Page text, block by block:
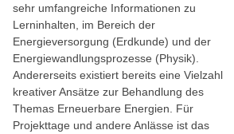
sehr umfangreiche Informationen zu
Lerninhalten, im Bereich der
Energieversorgung (Erdkunde) und der
Energiewandlungsprozesse (Physik).
Andererseits existiert bereits eine Vielzahl
kreativer Ansätze zur Behandlung des
Themas Erneuerbare Energien. Für
Projekttage und andere Anlässe ist das